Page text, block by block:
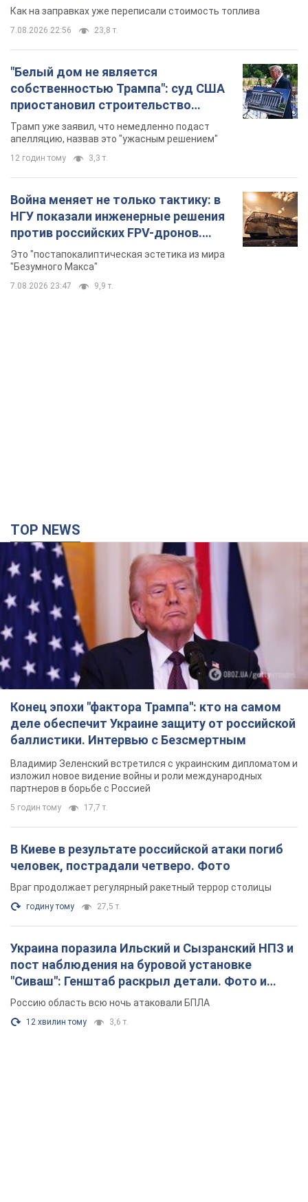
Как на заправках уже переписали стоимость топлива
7.08.2026 22:56 23,8 т.
"Белый дом не является
собственностью Трампа": суд США
приостановил строительство
бального зала стоимостью 400 млн
долларов
Трамп уже заявил, что немедленно подаст
апелляцию, назвав это "ужасным решением"
12 годин тому 3,3 т.
Война меняет не только тактику: в
НГУ показали инженерные решения
против российских FPV-дронов.
Фото
Это "постапокалиптическая эстетика из мира
"Безумного Макса"
7.08.2026 23:47 9,9 т.
TOP NEWS
Конец эпохи "фактора Трампа": кто на самом
деле обеспечит Украине защиту от российской
баллистики. Интервью с Безсмертным
Владимир Зеленский встретился с украинским дипломатом и
изложил новое видение войны и роли международных
партнеров в борьбе с Россией
5 годин тому 17,7 т.
В Киеве в результате российской атаки погиб
человек, пострадали четверо. Фото
Враг продолжает регулярный ракетный террор столицы
годину тому 27,5 т.
Украина поразила Ильский и Сызранский НПЗ и
пост наблюдения на буровой установке
"Сиваш": Генштаб раскрыл детали. Фото и
видео
Россию область всю ночь атаковали БПЛА
12 хвилин тому 3,6 т.